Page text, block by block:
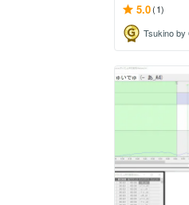
5.0(1)
Tsukino by